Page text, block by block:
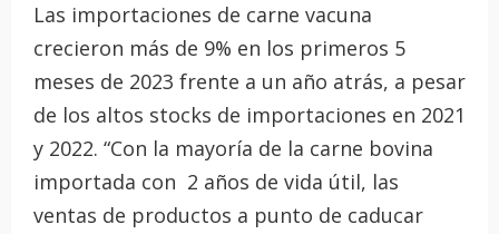
Las importaciones de carne vacuna
crecieron más de 9% en los primeros 5
meses de 2023 frente a un año atrás, a pesar
de los altos stocks de importaciones en 2021
y 2022. “Con la mayoría de la carne bovina
importada con 2 años de vida útil, las
ventas de productos a punto de caducar